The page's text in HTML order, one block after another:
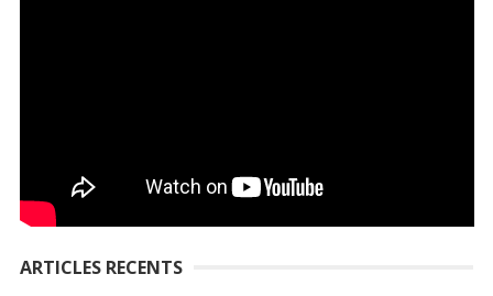
ARTICLES RECENTS